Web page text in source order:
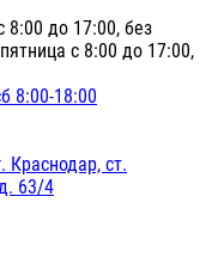
8:00 до 17:00, без
с 8:00 до 17:00,
8:00-18:00
Краснодар, ст.
63/4